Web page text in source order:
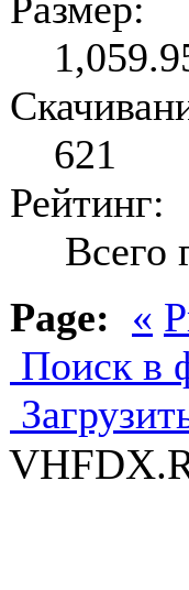
621
Рейтинг:
Всего
Page: «
Поиск в